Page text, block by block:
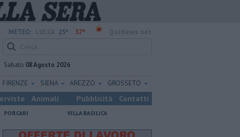
METEO: 25° 37°
Sabato 08 Agosto 2026
FIRENZE SIENA AREZZO GROSSETO
Animali Pubblicità Contatti
PORCARI VILLA BASILICA